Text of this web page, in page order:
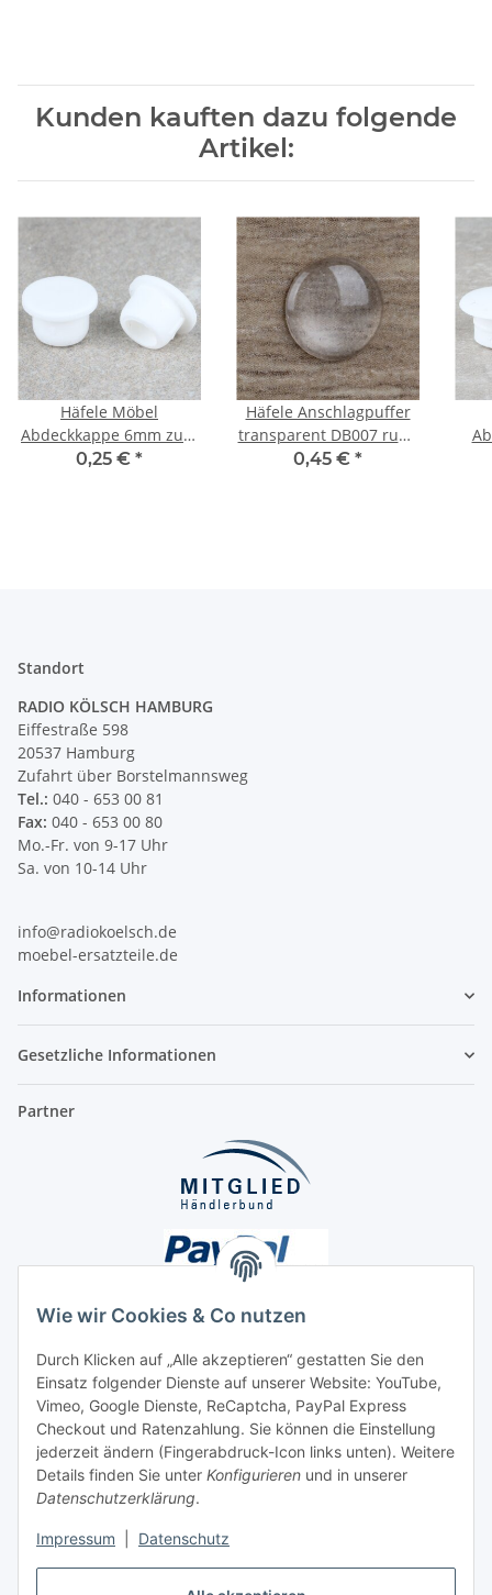
Wie wir Cookies & Co nutzen
Durch Klicken auf „Alle akzeptieren“ gestatten Sie den
Einsatz folgender Dienste auf unserer Website: YouTube,
Vimeo, Google Dienste, ReCaptcha, PayPal Express
Checkout und Ratenzahlung. Sie können die Einstellung
jederzeit ändern (Fingerabdruck-Icon links unten). Weitere
Details finden Sie unter Konfigurieren und in unserer
Datenschutzerklärung.
Impressum Datenschutz
Kunden kauften dazu folgende
Artikel:
Häfele Möbel
Abdeckkappe 6mm zum
Eindrücken Kunststoff
0,25 € *
Häfele Anschlagpuffer
transparent DB007 rund
8x1,6mm zum Kleben
0,45 € *
Standort
RADIO KÖLSCH HAMBURG
Eiffestraße 598
20537 Hamburg
Zufahrt über Borstelmannsweg
Tel.: 040 - 653 00 81
Fax: 040 - 653 00 80
Mo.-Fr. von 9-17 Uhr
Sa. von 10-14 Uhr
info@radiokoelsch.de
moebel-ersatzteile.de
Informationen
Gesetzliche Informationen
Partner
Unsere Seiten
Social Media
Vertrag widerrufen